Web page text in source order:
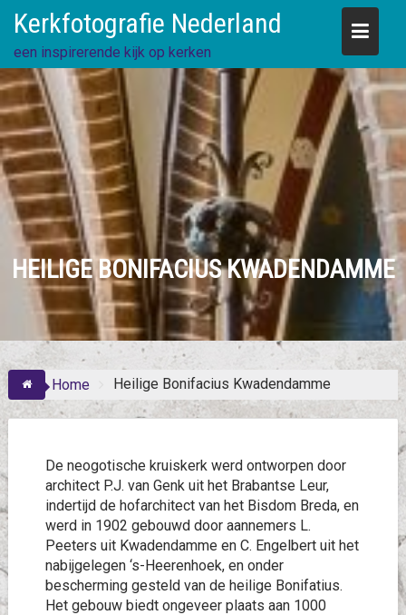
content
Kerkfotografie Nederland
een inspirerende kijk op kerken
HEILIGE BONIFACIUS KWADENDAMME
Home Heilige Bonifacius Kwadendamme
De neogotische kruiskerk werd ontworpen door
architect P.J. van Genk uit het Brabantse Leur,
indertijd de hofarchitect van het Bisdom Breda, en
werd in 1902 gebouwd door aannemers L.
Peeters uit Kwadendamme en C. Engelbert uit het
nabijgelegen ‘s-Heerenhoek, en onder
bescherming gesteld van de heilige Bonifatius.
Het gebouw biedt ongeveer plaats aan 1000